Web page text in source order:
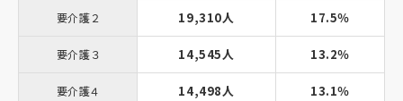
要介護２ 19,310人 17.5％
要介護３ 14,545人 13.2％
要介護４ 14,498人 13.1％